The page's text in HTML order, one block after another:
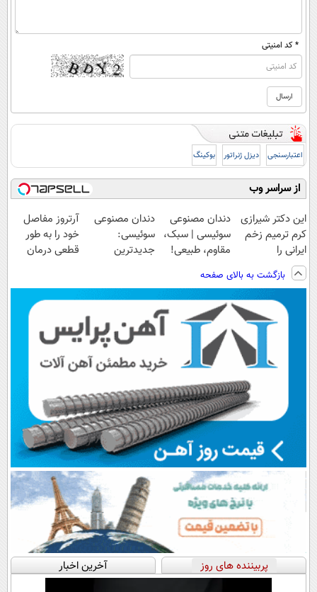
* کد امنیتی
اعتبارسنجی دیزل ژنراتور بوکینگ
از سراسر وب
این دکتر شیرازی
کرم ترمیم زخم
ایرانی را
ساخت!!!
دندان مصنوعی
سوئیسی | سبک،
مقاوم، طبیعی!
رایگان+پرداخت
اقساطی😍
دندان مصنوعی
سوئیسی:
جدیدترین
پرداخت قسطی
آرتروز مفاصل
خود را به طور
قطعی درمان
بازگشت به بالای صفحه
پربیننده های روز آخرین اخبار